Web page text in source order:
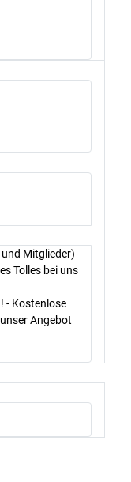
Mitglieder)
Tolles bei uns
- Kostenlose
Angebot